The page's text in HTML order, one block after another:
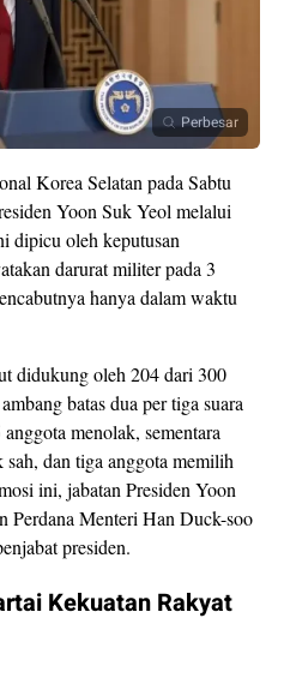
Perbesar
Korea Selatan pada Sabtu
Yoon Suk Yeol melalui
dipicu oleh keputusan
darurat militer pada 3
hanya dalam waktu
didukung oleh 204 dari 300
batas dua per tiga suara
menolak, sementara
dan tiga anggota memilih
ini, jabatan Presiden Yoon
Perdana Menteri Han Duck-soo
presiden.
Kekuatan Rakyat